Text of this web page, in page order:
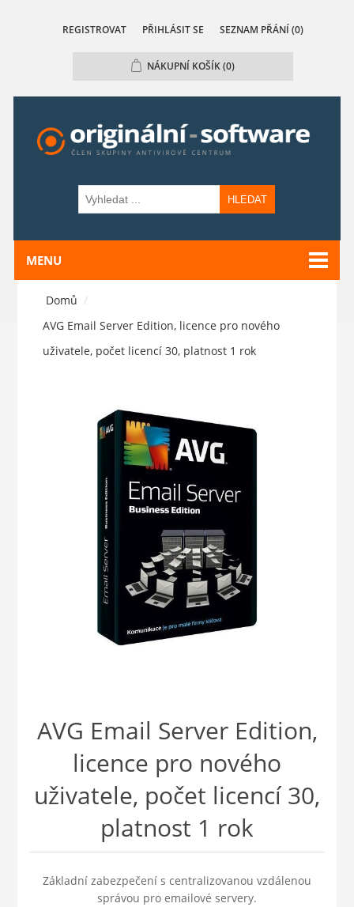
REGISTROVAT PŘIHLÁSIT SE SEZNAM PŘÁNÍ (0)
NÁKUPNÍ KOŠÍK(0)
HLEDAT
MENU
Domů /
AVG Email Server Edition, licence pro nového
uživatele, počet licencí 30, platnost 1 rok
AVG Email Server Edition,
licence pro nového
uživatele, počet licencí 30,
platnost 1 rok
Základní zabezpečení s centralizovanou vzdálenou
správou pro emailové servery.